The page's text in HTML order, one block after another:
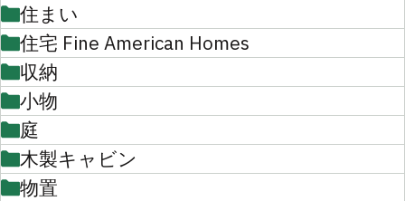
住まい
住宅 Fine American Homes
収納
小物
庭
木製キャビン
物置